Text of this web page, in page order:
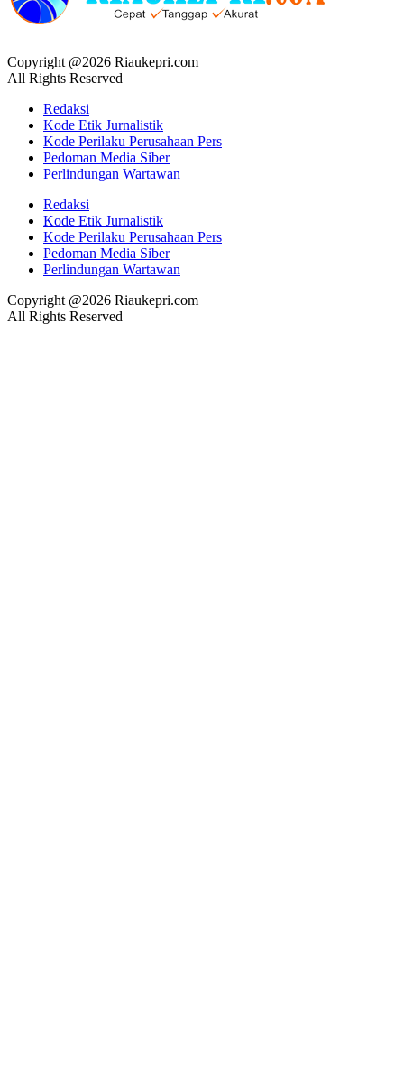
Copyright @2026 Riaukepri.com
All Rights Reserved
Redaksi
Kode Etik Jurnalistik
Kode Perilaku Perusahaan Pers
Pedoman Media Siber
Perlindungan Wartawan
Redaksi
Kode Etik Jurnalistik
Kode Perilaku Perusahaan Pers
Pedoman Media Siber
Perlindungan Wartawan
Copyright @2026 Riaukepri.com
All Rights Reserved